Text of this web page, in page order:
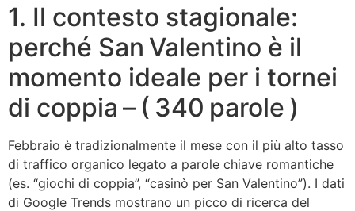
1. Il contesto stagionale:
perché San Valentino è il
momento ideale per i tornei
di coppia – ( 340 parole )
Febbraio è tradizionalmente il mese con il più alto tasso
di traffico organico legato a parole chiave romantiche
(es. “giochi di coppia”, “casinò per San Valentino”). I dati
di Google Trends mostrano un picco di ricerca del